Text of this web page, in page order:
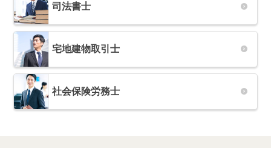
司法書士
宅地建物取引士
社会保険労務士